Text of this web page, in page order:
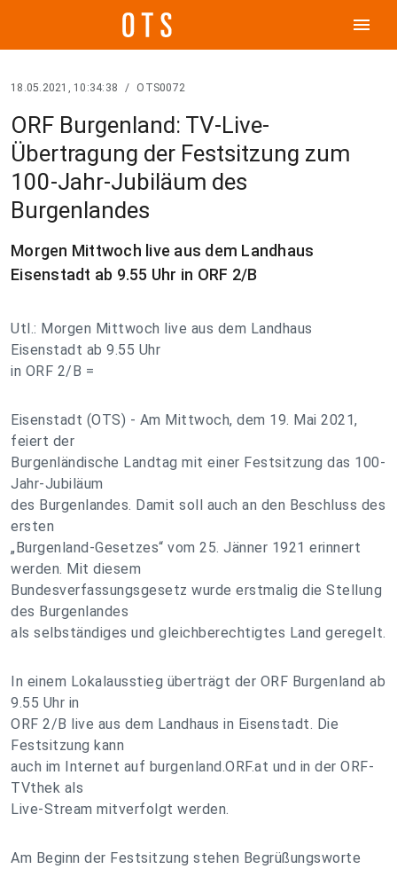
menu
18.05.2021, 10:34:38 / OTS0072
ORF Burgenland: TV-Live-
Übertragung der Festsitzung zum
100-Jahr-Jubiläum des
Burgenlandes
Morgen Mittwoch live aus dem Landhaus
Eisenstadt ab 9.55 Uhr in ORF 2/B
Utl.: Morgen Mittwoch live aus dem Landhaus
Eisenstadt ab 9.55 Uhr
in ORF 2/B =
Eisenstadt (OTS) - Am Mittwoch, dem 19. Mai 2021,
feiert der
Burgenländische Landtag mit einer Festsitzung das 100-
Jahr-Jubiläum
des Burgenlandes. Damit soll auch an den Beschluss des
ersten
„Burgenland-Gesetzes“ vom 25. Jänner 1921 erinnert
werden. Mit diesem
Bundesverfassungsgesetz wurde erstmalig die Stellung
des Burgenlandes
als selbständiges und gleichberechtigtes Land geregelt.
In einem Lokalausstieg überträgt der ORF Burgenland ab
9.55 Uhr in
ORF 2/B live aus dem Landhaus in Eisenstadt. Die
Festsitzung kann
auch im Internet auf burgenland.ORF.at und in der ORF-
TVthek als
Live-Stream mitverfolgt werden.
Am Beginn der Festsitzung stehen Begrüßungsworte